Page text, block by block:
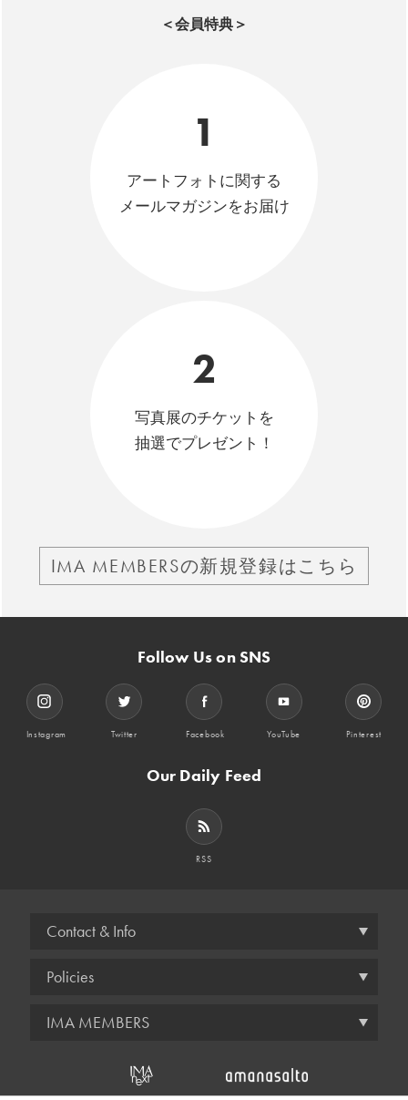
＜会員特典＞
1
アートフォトに関する
メールマガジンをお届け
2
写真展のチケットを
抽選でプレゼント！
IMA MEMBERSの新規登録はこちら
Follow Us on SNS
Instagram Twitter Facebook YouTube Pinterest
Our Daily Feed
RSS
Contact & Info
Policies
IMA MEMBERS